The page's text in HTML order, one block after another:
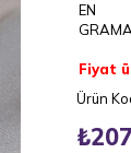
EN
Fiyat